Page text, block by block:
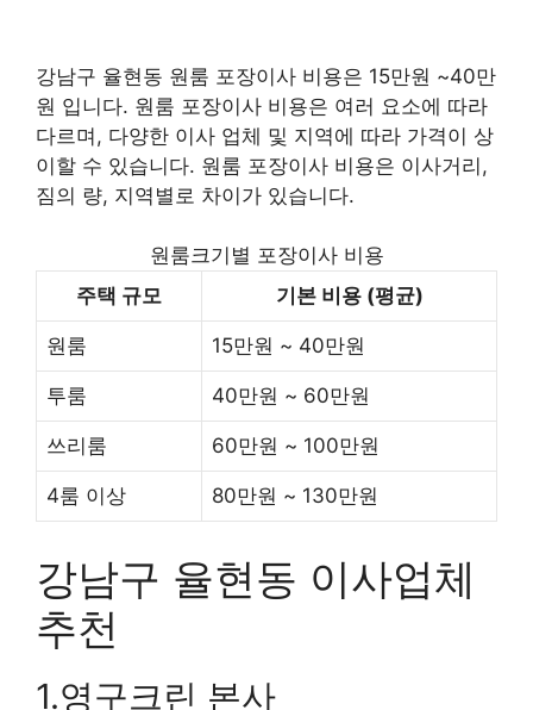
강남구 율현동 원룸 포장이사 비용은 15만원 ~40만
원 입니다. 원룸 포장이사 비용은 여러 요소에 따라
다르며, 다양한 이사 업체 및 지역에 따라 가격이 상
이할 수 있습니다. 원룸 포장이사 비용은 이사거리,
짐의 량, 지역별로 차이가 있습니다.
원룸크기별 포장이사 비용
주택 규모
기본 비용 (평균)
원룸 15만원 ~ 40만원
투룸 40만원 ~ 60만원
쓰리룸 60만원 ~ 100만원
4룸 이상 80만원 ~ 130만원
강남구 율현동 이사업체
추천
1.영구크린 본사